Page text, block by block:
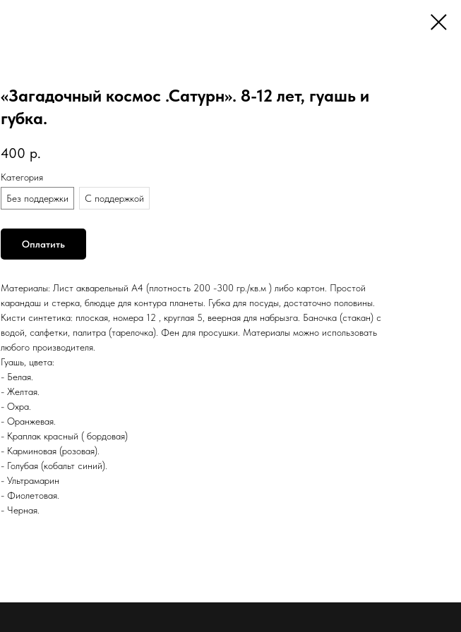
«Загадочный космос .Сатурн». 8-12 лет, гуашь и
губка.
400 р.
Категория
Без поддержки
С поддержкой
Оплатить
Материалы: Лист акварельный А4 (плотность 200 -300 гр./кв.м ) либо картон. Простой
карандаш и стерка, блюдце для контура планеты. Губка для посуды, достаточно половины.
Кисти синтетика: плоская, номера 12 , круглая 5, веерная для набрызга. Баночка (стакан) с
водой, салфетки, палитра (тарелочка). Фен для просушки. Материалы можно использовать
любого производителя.
Гуашь, цвета:
- Белая.
- Желтая.
- Охра.
- Оранжевая.
- Краплак красный ( бордовая)
- Карминовая (розовая).
- Голубая (кобальт синий).
- Ультрамарин
- Фиолетовая.
- Черная.